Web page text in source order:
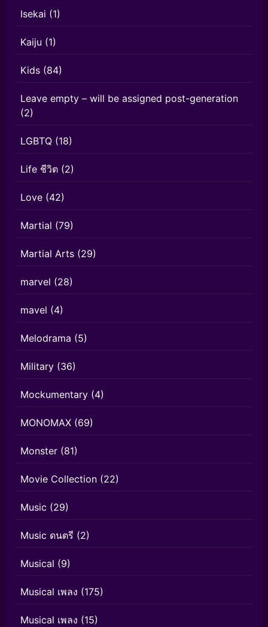
Isekai (1)
Kaiju (1)
Kids (84)
Leave empty – will be assigned post-generation
(2)
LGBTQ (18)
Life ชีวิต (2)
Love (42)
Martial (79)
Martial Arts (29)
marvel (28)
mavel (4)
Melodrama (5)
Military (36)
Mockumentary (4)
MONOMAX (69)
Monster (81)
Movie Collection (22)
Music (29)
Music ดนตรี (2)
Musical (9)
Musical เพลง (175)
Musical เพลง (15)